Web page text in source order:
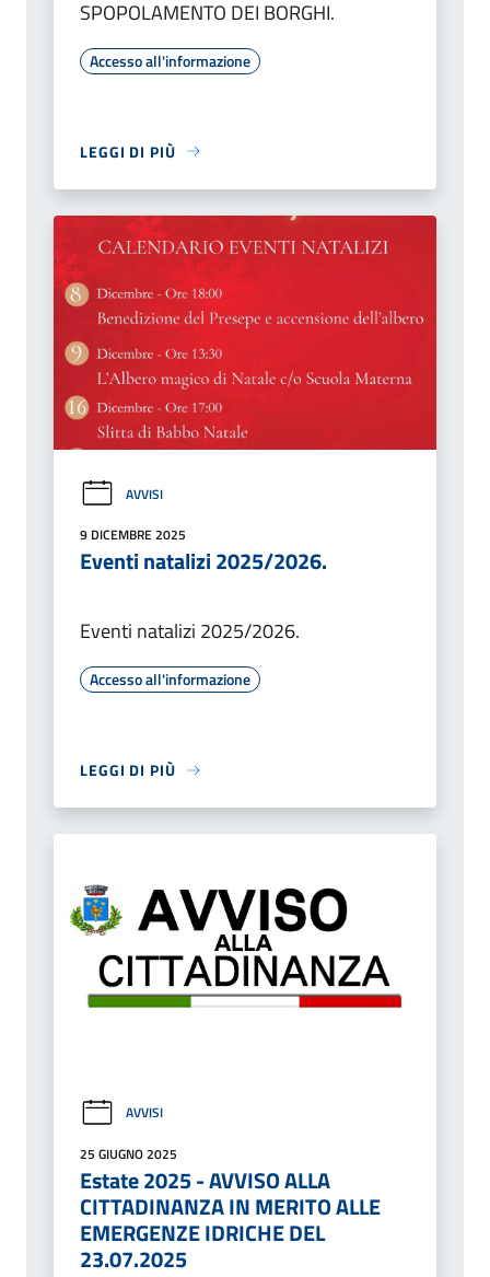
SPOPOLAMENTO DEI BORGHI.
Accesso all'informazione
LEGGI DI PIÙ
AVVISI
9 DICEMBRE 2025
Eventi natalizi 2025/2026.
Eventi natalizi 2025/2026.
Accesso all'informazione
LEGGI DI PIÙ
AVVISI
25 GIUGNO 2025
Estate 2025 - AVVISO ALLA
CITTADINANZA IN MERITO ALLE
EMERGENZE IDRICHE DEL
23.07.2025